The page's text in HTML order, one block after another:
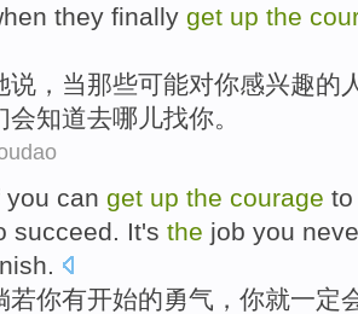
they finally get up the
说， 当那些可能对你感兴趣的
会知道去哪儿找你。
you can get up the courage
succeed. It's the job you
.
若你有开始的勇气 ，你就一定